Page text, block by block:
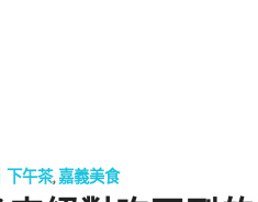
下午茶,嘉義美食